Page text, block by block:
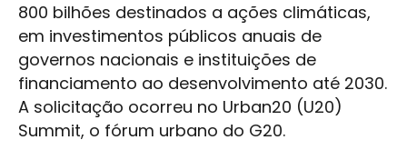
800 bilhões destinados a ações climáticas,
em investimentos públicos anuais de
governos nacionais e instituições de
financiamento ao desenvolvimento até 2030.
A solicitação ocorreu no Urban20 (U20)
Summit, o fórum urbano do G20.